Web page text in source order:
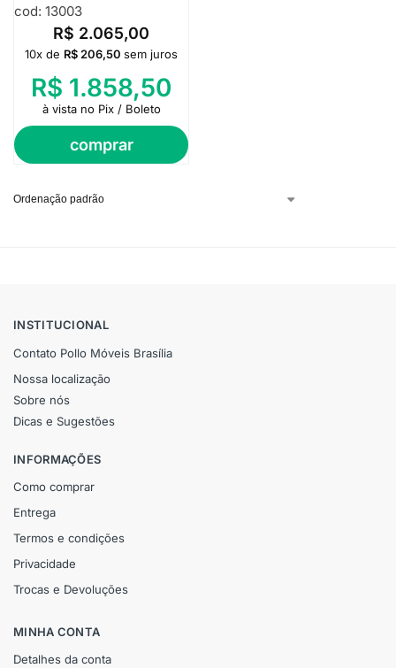
cod: 13003
R$ 2.065,00
comprar
10x de R$206,50 sem juros
R$ 1.858,50
à vista no Pix / Boleto
INSTITUCIONAL
Contato Pollo Móveis Brasília
Nossa localização
Sobre nós
Dicas e Sugestões
INFORMAÇÕES
Como comprar
Entrega
Termos e condições
Privacidade
Trocas e Devoluções
MINHA CONTA
Detalhes da conta